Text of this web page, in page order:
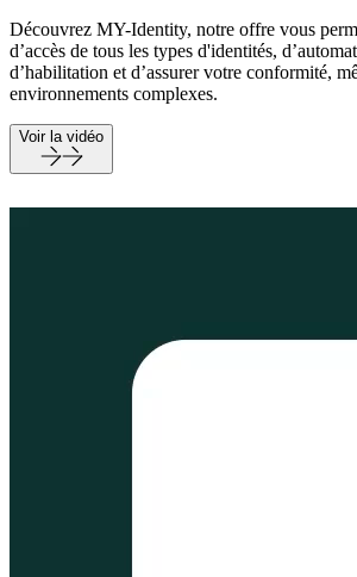
Découvrez MY-Identity, notre offre vous
d’accès de tous les types d'identités,
d’habilitation et d’assurer votre conformité,
environnements complexes.
Voir la vidéo